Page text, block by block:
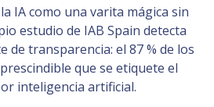
IA como una varita mágica sin
estudio de IAB Spain detecta
de transparencia: el 87 % de los
que se etiquete el
inteligencia artificial.